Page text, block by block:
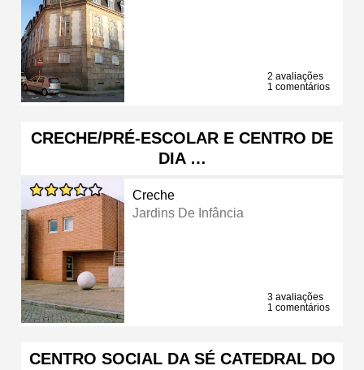
2 avaliações
1 comentários
CRECHE/PRÉ-ESCOLAR E CENTRO DE
DIA …
Creche
Jardins De Infância
3 avaliações
1 comentários
CENTRO SOCIAL DA SÉ CATEDRAL DO